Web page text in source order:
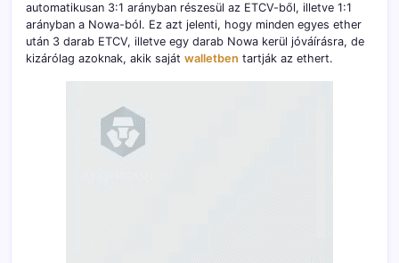
automatikusan 3:1 arányban részesül az ETCV-ből, illetve 1:1
arányban a Nowa-ból. Ez azt jelenti, hogy minden egyes ether
után 3 darab ETCV, illetve egy darab Nowa kerül jóváírásra, de
kizárólag azoknak, akik saját walletben tartják az ethert.